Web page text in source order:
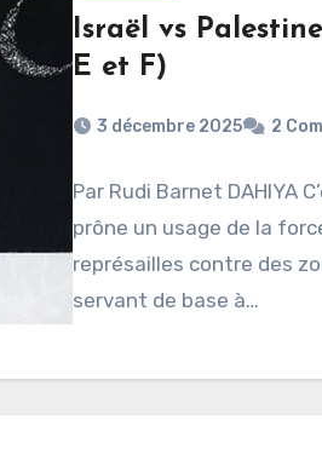
Israël vs
E et F)
3 décembre 2025 2
Par Rudi Barnet DAHIYA
prône un usage de la
représailles contre des
servant de base à…